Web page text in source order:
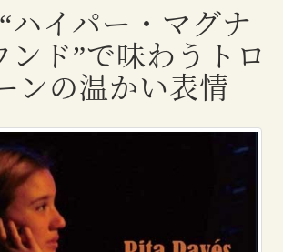
イパー・マグナ
ンド”で味わうトロ
ンの温かい表情